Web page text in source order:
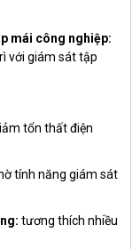
mái công nghiệp:
với giám sát tập
tổn thất điện
tính năng giám sát
tương thích nhiều